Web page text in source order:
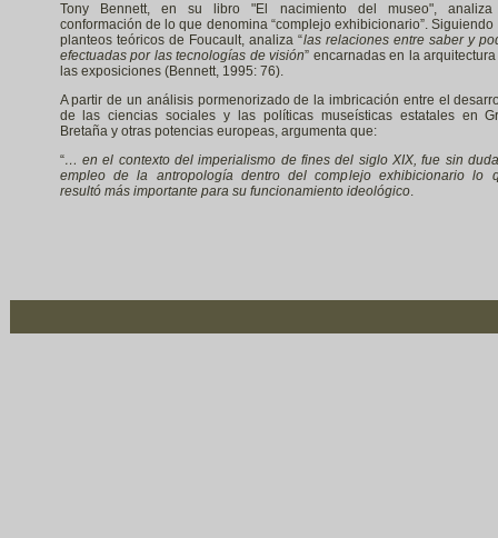
Tony Bennett, en su libro "El nacimiento del museo",
conformación de lo que denomina “complejo exhibicionario”. Siguiendo
planteos teóricos de Foucault, analiza “las relaciones entre saber y
efectuadas por las tecnologías de visión” encarnadas en la
las exposiciones (Bennett, 1995: 76).
A partir de un análisis pormenorizado de la imbricación entre el
de las ciencias sociales y las políticas museísticas estatales en
Bretaña y otras potencias europeas, argumenta que:
“… en el contexto del imperialismo de fines del siglo XIX, fue sin
empleo de la antropología dentro del complejo exhibicionario lo
resultó más importante para su funcionamiento ideológico.